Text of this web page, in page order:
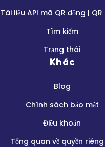
Tài liệu API mã QR động |
Tìm kiếm
Trạng thái
Khác
Blog
Chính sách bảo mật
Điều khoản
Tổng quan về quyền